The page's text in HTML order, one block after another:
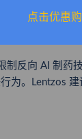
士。若这些专
其制造通常需
制反向 AI 制药
为。Lentzos
点击优惠